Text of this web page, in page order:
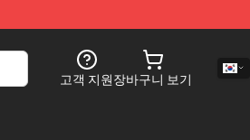
고객 지원장바구니 보기